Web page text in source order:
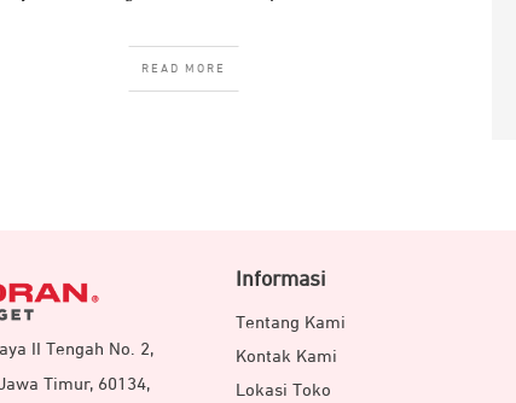
READ MORE
II Tengah No. 2,
Timur, 60134,
Informasi
Tentang Kami
Kontak Kami
Lokasi Toko